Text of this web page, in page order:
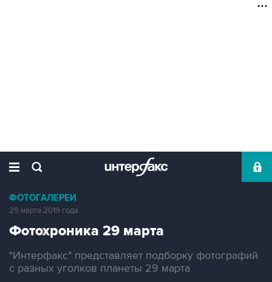
ФОТОГАЛЕРЕИ
29 марта 2019 года
Фотохроника 29 марта
"Интерфакс" представляет подборку фотографий
с разных уголков планеты 29 марта